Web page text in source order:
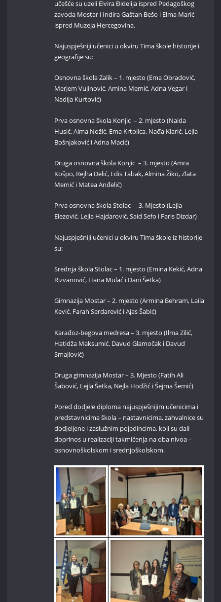
učešće su uzeli Elvira Đidelija ispred Pedagoškog
zavoda Mostar i Indira Gaštan Bešo i Elma Marić
ispred Muzeja Hercegovina.
Najuspješniji učenici u okviru Tima škole historije i
geografije su:
Osnovna škola Zalik – 1. mjesto (Ema Obradović,
Merjem Vujinović, Amina Memić, Adna Vegar i
Nadija Kurtović)
Prva osnovna škola Konjic – 2. mjesto (Naida
Husić, Alma Nožić, Ema Krtolica, Nađa Klarić, Lejla
Bošnjaković i Adna Macić)
Druga osnovna škola Konjic – 3. mjesto (Amra
Košpo, Rejha Delić, Edis Tabak, Almina Žiko, Zlata
Memić i Matea Anđelić)
Prva osnovna škola Stolac – 3. Mjesto (Lejla
Elezović, Lejla Hajdarović, Said Sefo i Faris Dizdar)
Najuspješniji učenici u okviru Tima škole iz historije
su:
Srednja škola Stolac – 1. mjesto (Emina Kekić, Adna
Rizvanović, Hana Mulać i Đani Šetka)
Gimnazija Mostar – 2. mjesto (Armina Behram, Laila
Kević, Farah Serdarević i Ajas Šabić)
Karađoz-begova medresa – 3. mjesto (Ilma Zilić,
Hatidža Maksumić, Davud Glamočak i Davud
Smajlović)
Druga gimnazija Mostar – 3. Mjesto (Fatih Ali
Šabović, Lejla Šetka, Nejla Hodžić i Šejma Šemić)
Pored dodjele diploma najuspješnijim učenicima i
predstavnicima škola – nastavnicima, zahvalnice su
dodjeljene i zaslužnim pojedincima, koji su dali
doprinos u realizaciji takmičenja na oba nivoa –
osnovnoškolskom i srednjoškolskom.